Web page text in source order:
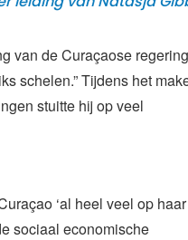
van de Curaçaose regering
schelen.” Tijdens het
stuitte hij op veel
‘al heel veel op haar
sociaal economische